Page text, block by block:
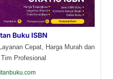
Buku ISBN
Cepat, Harga Murah dan
Profesional